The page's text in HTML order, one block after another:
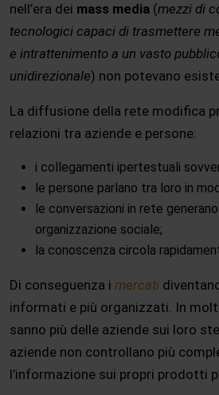
nell’era dei mass media (mezzi di
tecnologici capaci di trasmettere
e intrattenimento a un vasto
unidirezionale) non potevano
La diffusione della rete modifica
relazioni tra aziende e persone:
i collegamenti ipertestuali
le persone parlano tra loro in
le conversazioni in rete
organizzazione sociale;
la conoscenza circola
Di conseguenza i mercati
informati e più organizzati. In
sanno più delle aziende sui loro
aziende non controllano più
l’informazione sui propri prodotti